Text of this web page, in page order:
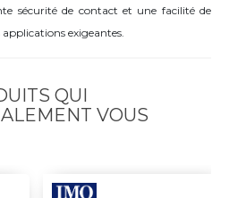
sécurité de contact et une facilité de
exigeantes.
QUI
VOUS